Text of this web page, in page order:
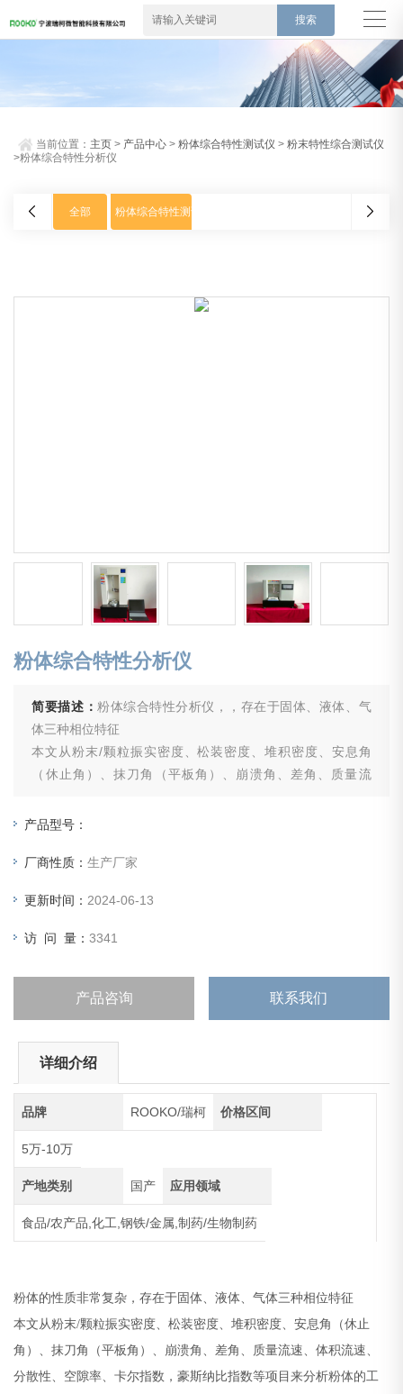
当前位置： 主页 > 产品中心 >粉体综合特性测试仪 >粉末特性综合测试仪
>粉体综合特性分析仪
全部 粉体综合特性测试仪
粉体综合特性分析仪
简要描述：粉体综合特性分析仪，，存在于固体、液体、气
体三种相位特征
本文从粉末/颗粒振实密度、松装密度、堆积密度、安息角
（休止角）、抹刀角（平板角）、崩溃角、差角、质量流
等项目来分析粉体的工艺性能；
析和解析，希望帮到大家：这个仪器基本上满足我们要讲解
产品型号：
厂商性质：生产厂家
更新时间： 2024-06-13
访 问 量：3341
产品咨询 联系我们
详细介绍
品牌 ROOKO/瑞柯 价格区间
5万-10万
产地类别 国产 应用领域
食品/农产品,化工,钢铁/金属,制药/生物制药
粉体的性质非常复杂，存在于固体、液体、气体三种相位特征
本文从粉末/颗粒振实密度、松装密度、堆积密度、安息角（休止
角）、抹刀角（平板角）、崩溃角、差角、质量流速、体积流速、
分散性、空隙率、卡尔指数，豪斯纳比指数等项目来分析粉体的工